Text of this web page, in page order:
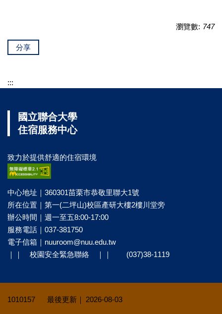
瀏覽數: 747
分享
:::
國立聯合大學
住宿服務中心
致力於提供舒適的住宿環境
中心地址｜360301苗栗市恭敬里聯大1號
所在位置｜第一(二坪山)校區產研大樓2樓川堂旁
辦公時間｜週一至五8:00-17:00
服務電話｜037-381750
電子信箱｜ nuuroom@nuu.edu.tw
｜｜ 校園安全緊急聯絡 ｜｜ (037)38-1119
1010157 2026-08-03